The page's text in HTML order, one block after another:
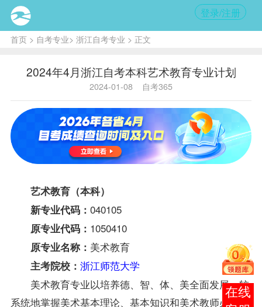
登录/注册
首页> 自考专业> 浙江自考专业 > 正文
2024年4月浙江自考本科艺术教育专业计划
2024-01-08 自考365
艺术教育（本科）
新专业代码： 040105
原专业代码： 1050410
原专业名称： 美术教育
主考院校： 浙江师范大学
美术教育专业以培养德、智、体、美全面发展，较
系统地掌握美术基本理论、基本知识和美术教师必备的
报考